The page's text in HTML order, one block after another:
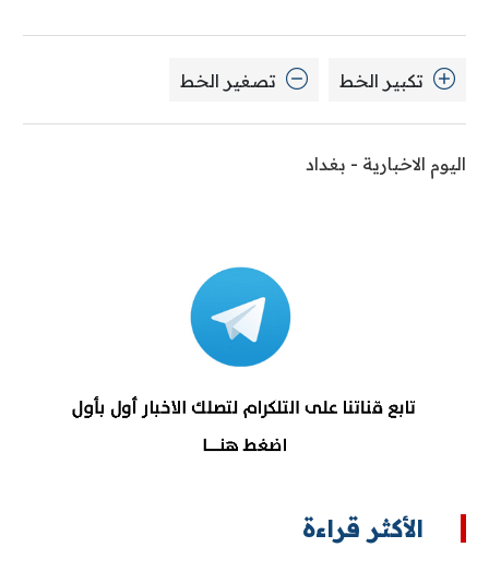
تكبير الخط تصغير الخط
اليوم الاخبارية - بغداد
الأكثر قراءة